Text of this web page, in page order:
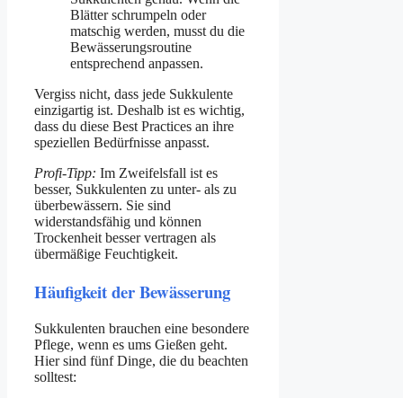
Blätter schrumpeln oder
matschig werden, musst du die
Bewässerungsroutine
entsprechend anpassen.
Vergiss nicht, dass jede Sukkulente
einzigartig ist. Deshalb ist es wichtig,
dass du diese Best Practices an ihre
speziellen Bedürfnisse anpasst.
Profi-Tipp: Im Zweifelsfall ist es
besser, Sukkulenten zu unter- als zu
überbewässern. Sie sind
widerstandsfähig und können
Trockenheit besser vertragen als
übermäßige Feuchtigkeit.
Häufigkeit der Bewässerung
Sukkulenten brauchen eine besondere
Pflege, wenn es ums Gießen geht.
Hier sind fünf Dinge, die du beachten
solltest: